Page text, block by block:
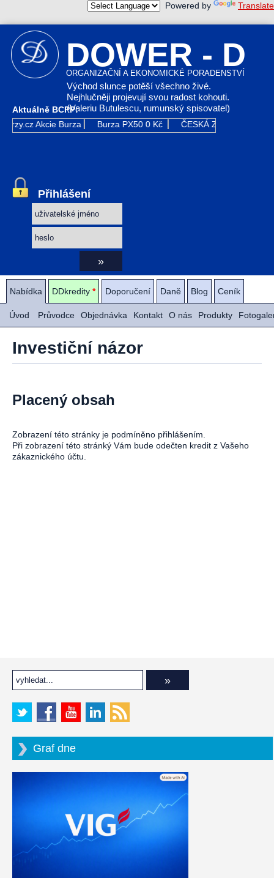
Powered by Translate
DOWER - D
ORGANIZAČNÍ A EKONOMICKÉ PORADENSTVÍ
Východ slunce potěší všechno živé.
Nejhlučněji projevují svou radost kohouti.
(Valeriu Butulescu, rumunský spisovatel)
Aktuálně BCPP:
Akcie Burza Burza PX50 0 Kč ČESKÁ ZBROJOVKA GR
Přihlášení
Nabídka DDkredity * Doporučení Daně Blog Ceník
Úvod Průvodce Objednávka Kontakt O nás Produkty
Investiční názor
Placený obsah
Zobrazení této stránky je podmíněno přihlášením.
Při zobrazení této stránký Vám bude odečten kredit z Vašeho
zákaznického účtu.
Graf dne